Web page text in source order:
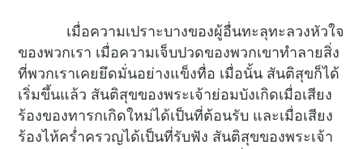
เมื่อความเปราะบางของผู้อื่นทะลุทะลวงหัวใจ
ของพวกเรา เมื่อความเจ็บปวดของพวกเขาทำลายสิ่ง
ที่พวกเราเคยยึดมั่นอย่างแข็งทื่อ เมื่อนั้น สันติสุขก็ได้
เริ่มขึ้นแล้ว สันติสุขของพระเจ้าย่อมบังเกิดเมื่อเสียง
ร้องของทารกเกิดใหม่ได้เป็นที่ต้อนรับ และเมื่อเสียง
ร้องไห้คร่ำครวญได้เป็นที่รับฟัง สันติสุขของพระเจ้า